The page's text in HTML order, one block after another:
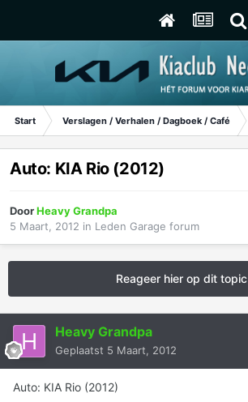
Start Verslagen / Verhalen / Dagboek / Café
Auto: KIA Rio (2012)
DoorHeavy Grandpa
5 Maart, 2012 in Leden Garage forum
Reageer hier op dit topic
Heavy Grandpa
Geplaatst 5 Maart, 2012
Auto: KIA Rio (2012)